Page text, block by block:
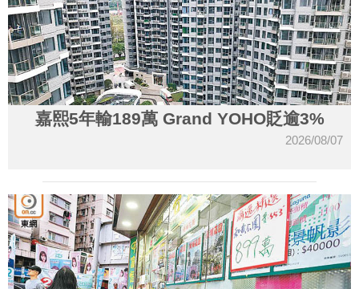
嘉熙5年輸189萬 Grand YOHO貶逾3%
2026/08/07